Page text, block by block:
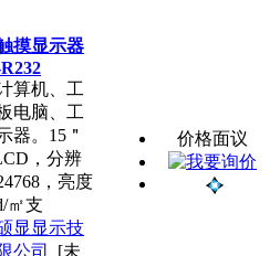
摸显示器
算机、工
电脑、工
器。15＂
，分辨
，亮度
㎡支
显显示技
公司
[未
价格面议